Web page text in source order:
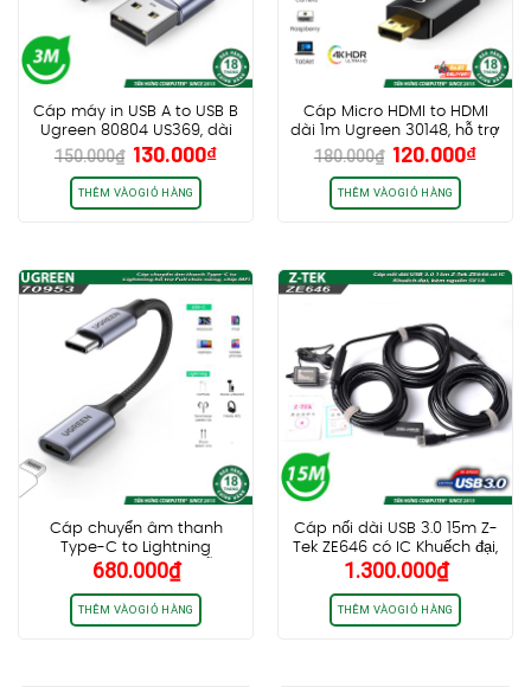
Cáp máy in USB A to USB B
Ugreen 80804 US369, dài
3m, dây dù bọc nhôm cao
cấp
150.000₫ Giá
gốc
là:
150.000₫.
130.000₫Giá
THÊM VÀO GIỎ HÀNG
Cáp Micro HDMI to HDMI
dài 1m Ugreen 30148, hỗ trợ
4K30Hz HDR
180.000₫ Giá
gốc
là:
180.000₫.
120.000₫Giá
THÊM VÀO GIỎ HÀNG
Cáp chuyển âm thanh
Type-C to Lightning
Ugreen 70953 US342, hỗ trợ
Full chức năng, chip MFi,
dây bọc dù
680.000₫
THÊM VÀO GIỎ HÀNG
Cáp nối dài USB 3.0 15m Z-
Tek ZE646 có IC Khuếch đại,
kèm nguồn 5V1A hàng
chính hãng
1.300.000₫
THÊM VÀO GIỎ HÀNG